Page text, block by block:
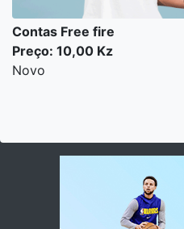
Contas Free fire
Preço: 10,00 Kz
Novo